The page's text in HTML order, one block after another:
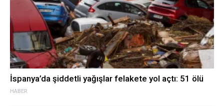
HABER
İspanya’da şiddetli yağışlar felakete yol açtı: 51 ölü